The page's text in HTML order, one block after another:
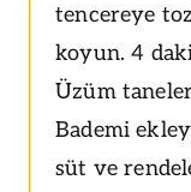
tencereye
koyun. 4
Üzüm
Bademi
süt ve